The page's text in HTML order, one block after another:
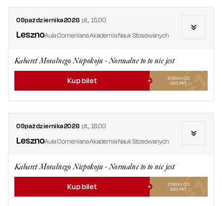
09października2026 pt.,15.00
LesznoAula Comeniana Akademia Nauk Stosowanych
Kabaret Moralnego Niepokoju - Normalne to to nie jest
Kup bilet
ZYSKAJ OD
330 PKT
09października2026 pt.,18.00
LesznoAula Comeniana Akademia Nauk Stosowanych
Kabaret Moralnego Niepokoju - Normalne to to nie jest
Kup bilet
ZYSKAJ OD
330 PKT